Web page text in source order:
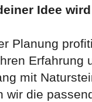
Idee
Planung
Erfahrung
mit
wir die